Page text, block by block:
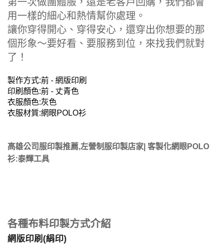
用一樣的細心和熱情幫你處理。
讓你穿得開心、穿得安心，還穿出你想要的那
個形象～要好看、要服務到位，來找我們就對
了！
製作方式:前 - 網版印刷
印刷顏色:前 - 丈青色
衣服顏色:灰色
衣服材質:網眼POLO衫
高雄公司服印製推薦,左營制服印製店家| 客製化網眼POLO
衫:泰輝工具
各種布料印製方式介紹
網版印刷(絹印)